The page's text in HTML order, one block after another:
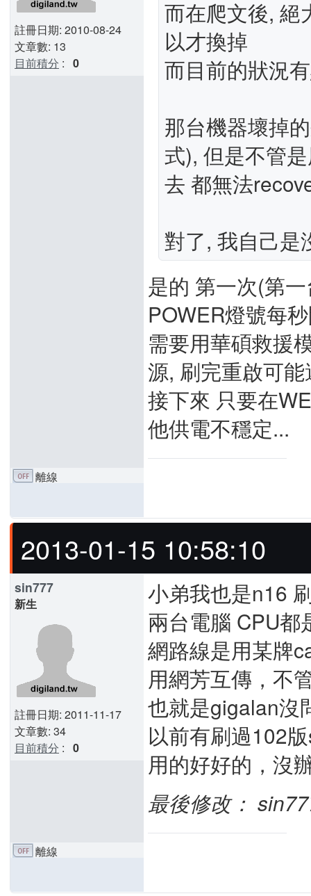
註冊日期: 2010-08-24
文章數: 13
目前積分 : 0
而在爬文後, 絕
以才換掉
而目前的狀況
那台機器壞掉
式), 但是不管
去 都無法
對了, 我自己是
是的 第一次(第
POWER燈號每
需要用華碩救援
源, 刷完重啟可
接下來 只要在
他供電不穩定...
離線
2013-01-15 10:58:10
sin777
新生
註冊日期: 2011-11-17
文章數: 34
目前積分 : 0
小弟我也是n16
兩台電腦 CPU
網路線是用某牌
用網芳互傳，不
也就是gigalan沒
以前有刷過102
用的好好的，沒
最後修改：
離線